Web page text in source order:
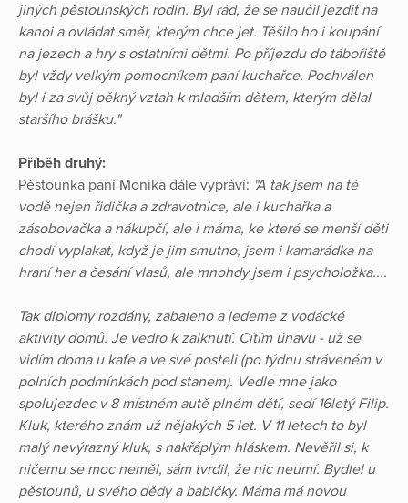
jiných pěstounských rodin. Byl rád, že se naučil jezdit na
kanoi a ovládat směr, kterým chce jet. Těšilo ho i koupání
na jezech a hry s ostatními dětmi. Po příjezdu do tábořiště
byl vždy velkým pomocníkem paní kuchařce. Pochválen
byl i za svůj pěkný vztah k mladším dětem, kterým dělal
staršího brášku."
Příběh druhý:
Pěstounka paní Monika dále vypráví: "A tak jsem na té
vodě nejen řidička a zdravotnice, ale i kuchařka a
zásobovačka a nákupčí, ale i máma, ke které se menší děti
chodí vyplakat, když je jim smutno, jsem i kamarádka na
hraní her a česání vlasů, ale mnohdy jsem i psycholožka....
Tak diplomy rozdány, zabaleno a jedeme z vodácké
aktivity domů. Je vedro k zalknutí. Cítím únavu - už se
vidím doma u kafe a ve své posteli (po týdnu stráveném v
polních podmínkách pod stanem). Vedle mne jako
spolujezdec v 8 místném autě plném dětí, sedí 16letý Filip.
Kluk, kterého znám už nějakých 5 let. V 11 letech to byl
malý nevýrazný kluk, s nakřáplým hláskem. Nevěřil si, k
ničemu se moc neměl, sám tvrdil, že nic neumí. Bydlel u
pěstounů, u svého dědy a babičky. Máma má novou